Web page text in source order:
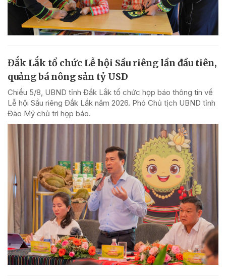
Đắk Lắk tổ chức Lễ hội Sầu riêng lần đầu tiên,
quảng bá nông sản tỷ USD
Chiều 5/8, UBND tỉnh Đắk Lắk tổ chức họp báo thông tin về
Lễ hội Sầu riêng Đắk Lắk năm 2026. Phó Chủ tịch UBND tỉnh
Đào Mỹ chủ trì họp báo.